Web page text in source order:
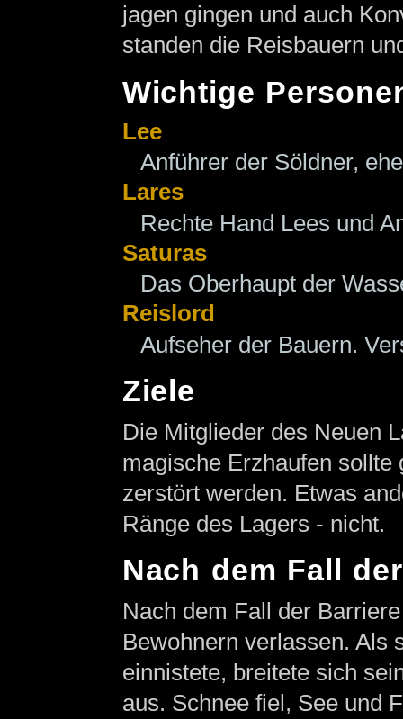
jagen gingen und auch
standen die Reisbauern
Wichtige
Lee
Anführer der Söldner,
Lares
Rechte Hand Lees und
Saturas
Das Oberhaupt der
Reislord
Aufseher der Bauern.
Ziele
Die Mitglieder des Neuen
magische Erzhaufen
zerstört werden. Etwas
Ränge des Lagers - nicht.
Nach dem Fall
Nach dem Fall der
Bewohnern verlassen. Als
einnistete, breitete sich
aus. Schnee fiel, See und